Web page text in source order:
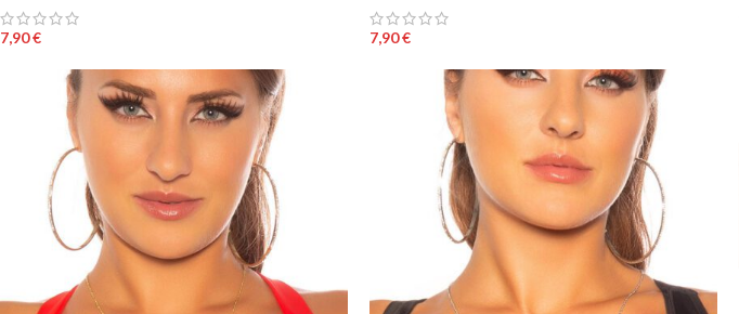
7,90€ 7,90€